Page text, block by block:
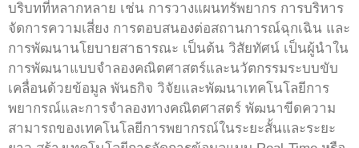
บริบทที่หลากหลาย เช่น การวางแผนทรัพยากร การบริหาร
จัดการความเสี่ยง การตอบสนองต่อสถานการณ์ฉุกเฉิน และ
การพัฒนานโยบายสาธารณะ เป็นต้น วิสัยทัศน์ เป็นผู้นำใน
การพัฒนาแบบจำลองคณิตศาสตร์และนวัตกรรมระบบขับ
เคลื่อนด้วยข้อมูล พันธกิจ วิจัยและพัฒนาเทคโนโลยีการ
พยากรณ์และการจำลองทางคณิตศาสตร์ พัฒนาขีดความ
สามารถของเทคโนโลยีการพยากรณ์ในระยะสั้นและระยะ